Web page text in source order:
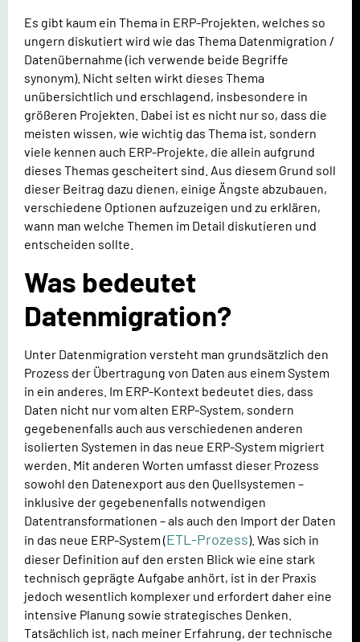
Es gibt kaum ein Thema in ERP-Projekten, welches so
ungern diskutiert wird wie das Thema Datenmigration /
Datenübernahme (ich verwende beide Begriffe
synonym). Nicht selten wirkt dieses Thema
unübersichtlich und erschlagend, insbesondere in
größeren Projekten. Dabei ist es nicht nur so, dass die
meisten wissen, wie wichtig das Thema ist, sondern
viele kennen auch ERP-Projekte, die allein aufgrund
dieses Themas gescheitert sind. Aus diesem Grund soll
dieser Beitrag dazu dienen, einige Ängste abzubauen,
verschiedene Optionen aufzuzeigen und zu erklären,
wann man welche Themen im Detail diskutieren und
entscheiden sollte.
Was bedeutet
Datenmigration?
Unter Datenmigration versteht man grundsätzlich den
Prozess der Übertragung von Daten aus einem System
in ein anderes. Im ERP-Kontext bedeutet dies, dass
Daten nicht nur vom alten ERP-System, sondern
gegebenenfalls auch aus verschiedenen anderen
isolierten Systemen in das neue ERP-System migriert
werden. Mit anderen Worten umfasst dieser Prozess
sowohl den Datenexport aus den Quellsystemen –
inklusive der gegebenenfalls notwendigen
Datentransformationen – als auch den Import der Daten
in das neue ERP-System (ETL-Prozess). Was sich in
dieser Definition auf den ersten Blick wie eine stark
technisch geprägte Aufgabe anhört, ist in der Praxis
jedoch wesentlich komplexer und erfordert daher eine
intensive Planung sowie strategisches Denken.
Tatsächlich ist, nach meiner Erfahrung, der technische